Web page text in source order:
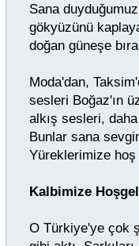
Sana
gökyüzünü
doğan güneşe
Moda'dan,
sesleri Boğaz'ın
alkış sesleri,
Bunlar sana
Yüreklerimize hoş
Kalbimize
O Türkiye'ye çok